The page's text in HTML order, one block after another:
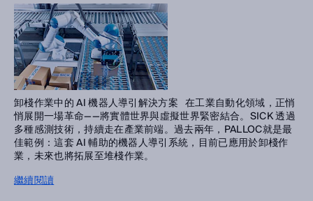
卸棧作業中的 AI 機器人導引解決方案 在工業自動化領域，正悄
悄展開一場革命——將實體世界與虛擬世界緊密結合。SICK 透過
多種感測技術，持續走在產業前端。過去兩年，PALLOC就是最
佳範例：這套 AI 輔助的機器人導引系統，目前已應用於卸棧作
業，未來也將拓展至堆棧作業。
繼續閱讀